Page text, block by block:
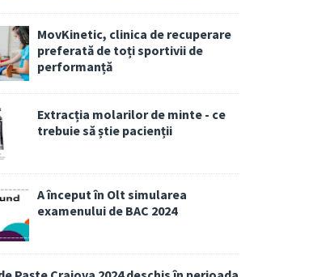
MovKinetic, clinica de recuperare
preferată de toți sportivii de
performanță
Extracția molarilor de minte - ce
trebuie să știe pacienții
A început în Olt simularea
examenului de BAC 2024